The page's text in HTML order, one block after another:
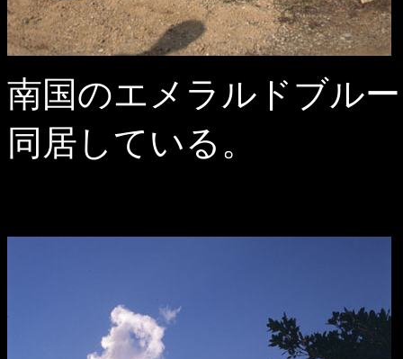
南国のエメラルドブル
同居している。